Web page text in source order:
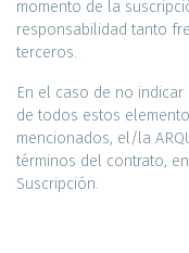
momento de la
responsabilidad tanto
terceros.
En el caso de no
de todos estos
mencionados, el/la
términos del contrato,
Suscripción.